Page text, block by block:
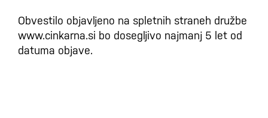
Obvestilo objavljeno na spletnih straneh družbe
www.cinkarna.si bo dosegljivo najmanj 5 let od
datuma objave.